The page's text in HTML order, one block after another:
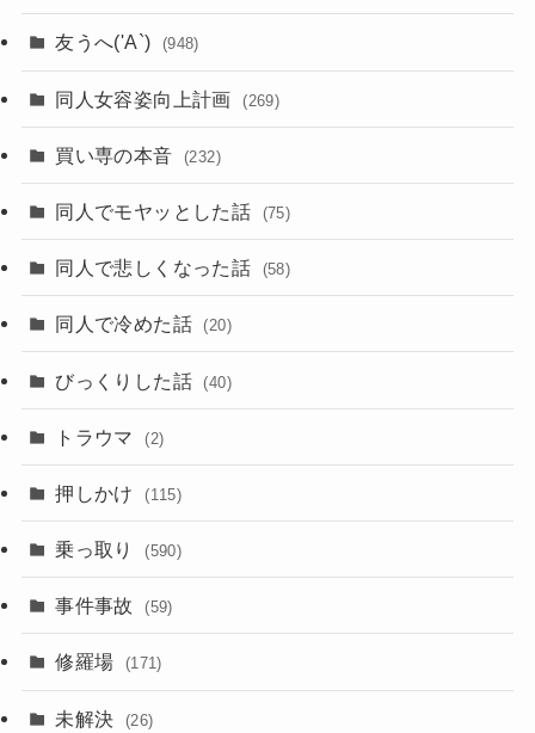
友うへ('A`) (948)
同人女容姿向上計画 (269)
買い専の本音 (232)
同人でモヤッとした話 (75)
同人で悲しくなった話 (58)
同人で冷めた話 (20)
びっくりした話 (40)
トラウマ (2)
押しかけ (115)
乗っ取り (590)
事件事故 (59)
修羅場 (171)
未解決 (26)